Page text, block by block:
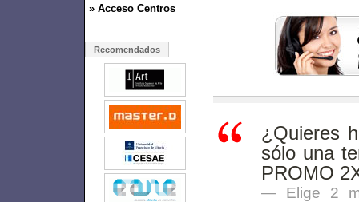
» Acceso Centros
Recomendados
¿Quieres
sólo una
PROMO
Elige 2